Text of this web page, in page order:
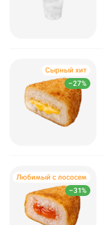
–27%
Сырный хит
–31%
Любимый с лососем